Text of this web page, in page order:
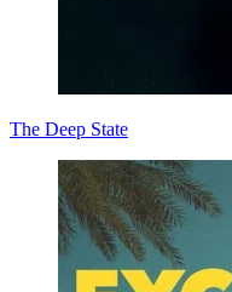
The Deep State